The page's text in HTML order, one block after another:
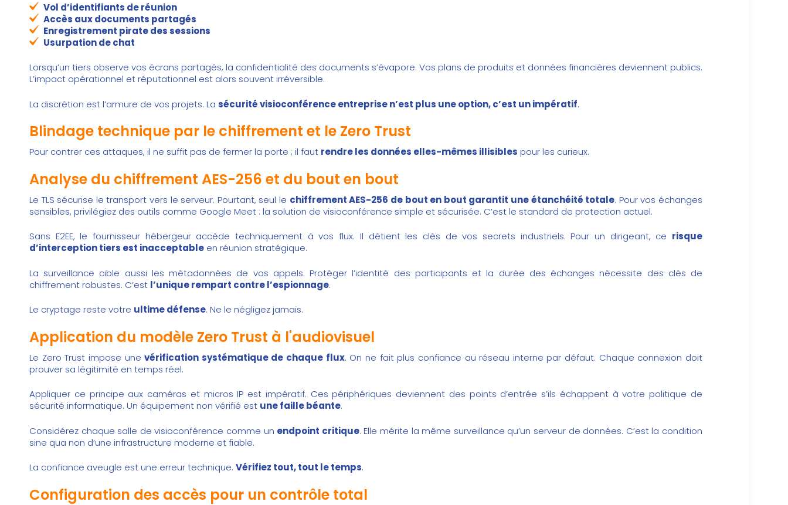
Vol d’identifiants de réunion
Accès aux documents partagés
Enregistrement pirate des sessions
Usurpation de chat
Lorsqu’un tiers observe vos écrans partagés, la confidentialité des documents s’évapore. Vos plans de produits et données financières deviennent publics.
L’impact opérationnel et réputationnel est alors souvent irréversible.
La discrétion est l’armure de vos projets. La sécurité visioconférence entreprise n’est plus une option, c’est un impératif.
Blindage technique par le chiffrement et le Zero Trust
Pour contrer ces attaques, il ne suffit pas de fermer la porte ; il faut rendre les données elles-mêmes illisibles pour les curieux.
Analyse du chiffrement AES-256 et du bout en bout
Le TLS sécurise le transport vers le serveur. Pourtant, seul le chiffrement AES-256 de bout en bout garantit une étanchéité totale. Pour vos échanges
sensibles, privilégiez des outils comme Google Meet : la solution de visioconférence simple et sécurisée. C’est le standard de protection actuel.
Sans E2EE, le fournisseur hébergeur accède techniquement à vos flux. Il détient les clés de vos secrets industriels. Pour un dirigeant, ce risque
d’interception tiers est inacceptable en réunion stratégique.
La surveillance cible aussi les métadonnées de vos appels. Protéger l’identité des participants et la durée des échanges nécessite des clés de
chiffrement robustes. C’est l’unique rempart contre l’espionnage.
Le cryptage reste votre ultime défense. Ne le négligez jamais.
Application du modèle Zero Trust à l'audiovisuel
Le Zero Trust impose unevérification systématique de chaque flux. On ne fait plus confiance au réseau interne par défaut. Chaque connexion doit
prouver sa légitimité en temps réel.
Appliquer ce principe aux caméras et micros IP est impératif. Ces périphériques deviennent des points d’entrée s’ils échappent à votre politique de
sécurité informatique. Un équipement non vérifié est une faille béante.
Considérez chaque salle de visioconférence comme un endpoint critique. Elle mérite la même surveillance qu’un serveur de données. C’est la condition
sine qua non d’une infrastructure moderne et fiable.
La confiance aveugle est une erreur technique. Vérifiez tout, tout le temps.
Configuration des accès pour un contrôle total